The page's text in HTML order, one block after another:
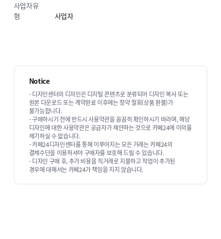
사업자유
형
사업자
Notice
- 디자인센터의 디자인은 디지털 콘텐츠로 분류되어 디자인 복사 또는
원본 다운로드 또는 계약완료 이후에는 청약 철회(상품 환불)가
불가능합니다.
- 구매하시기 전에 반드시 사용약관을 꼼꼼히 확인하시기 바라며, 해당
디자인에 대한 사용약관은 공급자가 제안하는 것으로 카페24에 이의를
제기하실 수 없습니다.
- 카페24디자인센터를 통해 이루어지는 모든 거래는 카페24의
결제수단을 이용하셔야 구매자를 보호해 드릴 수 있습니다.
- 디자인 구매 후, 추가 비용을 직거래로 지불하고 작업이 추가된
경우에 대해서는 카페24가 책임을 지지 않습니다.